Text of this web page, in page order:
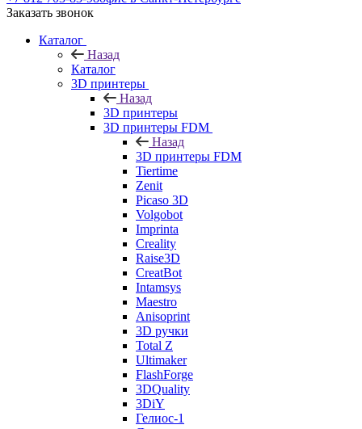
Заказать звонок
Каталог
Назад
Каталог
3D принтеры
Назад
3D принтеры
3D принтеры FDM
Назад
3D принтеры FDM
Tiertime
Zenit
Picaso 3D
Volgobot
Imprinta
Creality
Raise3D
CreatBot
Intamsys
Maestro
Anisoprint
3D ручки
Total Z
Ultimaker
FlashForge
3DQuality
3DiY
Гелиос-1